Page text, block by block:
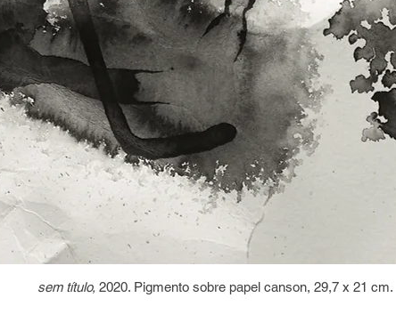
sem título, 2020. Pigmento sobre papel canson, 29,7 x 21 cm.